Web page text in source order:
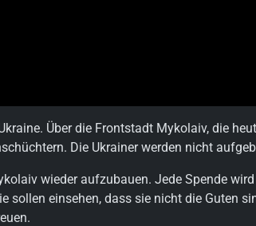
Über die Frontstadt Mykolaiv, die
Die Ukrainer werden nicht
wieder aufzubauen. Jede Spende
einsehen, dass sie nicht die Guten